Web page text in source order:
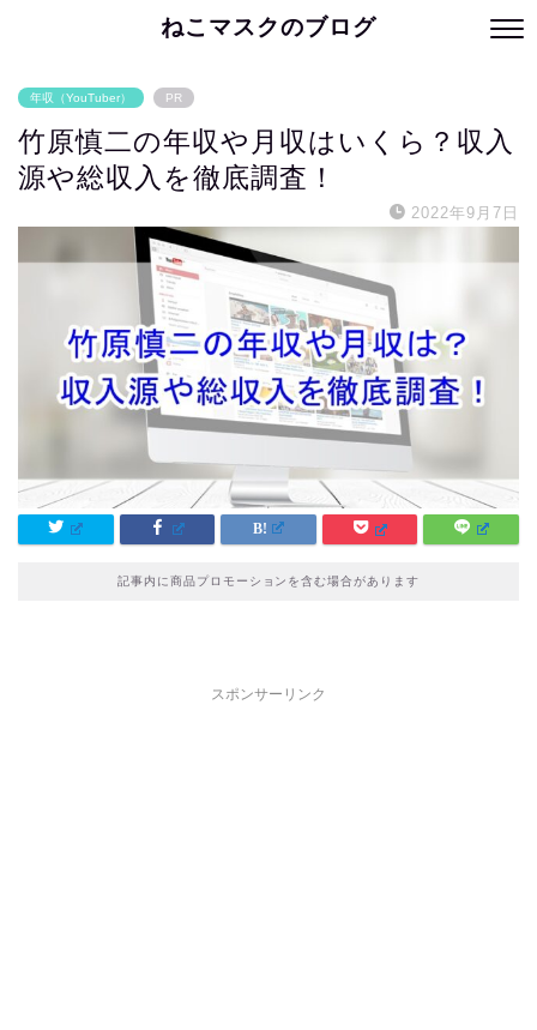
ねこマスクのブログ
年収（YouTuber） PR
竹原慎二の年収や月収はいくら？収入
源や総収入を徹底調査！
2022年9月7日
記事内に商品プロモーションを含む場合があります
スポンサーリンク